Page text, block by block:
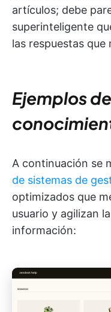
artículos; debe
superinteligente
las respuestas que
Ejemplos
A continuación se
de sistemas de
optimizados que
usuario y agilizan
información: